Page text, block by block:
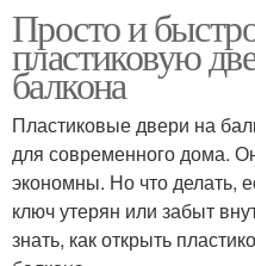
Просто и
пластиковую
балкона
Пластиковые двери на
для современного дома.
экономны. Но что делать,
ключ утерян или забыт
знать, как открыть